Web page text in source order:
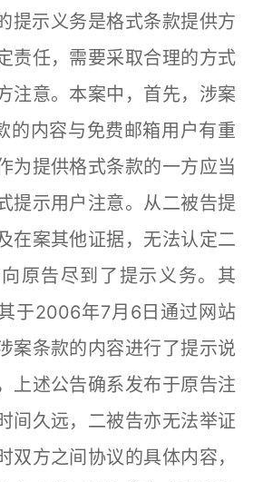
示义务是格式条款提供方
责任，需要采取合理的方式
注意。本案中，首先，涉案
的内容与免费邮箱用户有重
为提供格式条款的一方应当
提示用户注意。从二被告提
在案其他证据，无法认定二
原告尽到了提示义务。其
于2006年7月6日通过网站
案条款的内容进行了提示说
上述公告确系发布于原告注
间久远，二被告亦无法举证
双方之间协议的具体内容，